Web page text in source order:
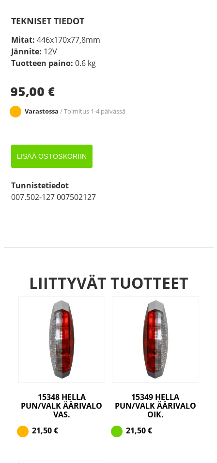
TEKNISET TIEDOT
Mitat: 446x170x77,8mm
Jännite: 12V
Tuotteen paino: 0.6 kg
95,00 €
Varastossa / Toimitus 1-4 päivässä
HELLA
CARALUNA
PERUUTV.
määrä
LISÄÄ OSTOSKORIIN
Tunnistetiedot
007.502-127 007502127
LIITTYVÄT TUOTTEET
15348 HELLA
PUN/VALK ÄÄRIVALO
VAS.
21,50€
15349 HELLA
PUN/VALK ÄÄRIVALO
OIK.
21,50€